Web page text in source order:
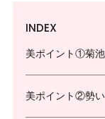
INDEX
美ポイント①菊池
美ポイント②勢い